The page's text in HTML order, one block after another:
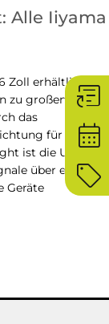
Alle Iiyama
Zoll erhältlich
zu großen
das
für
ist die USB-C
über ein
Geräte
article_shortcut
calendar_month
sell